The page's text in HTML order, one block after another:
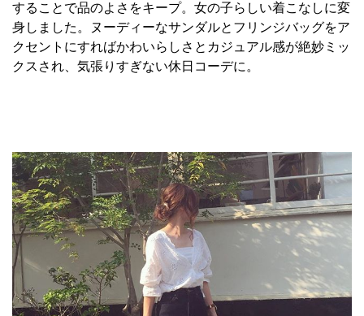
することで品のよさをキープ。女の子らしい着こなしに変
身しました。ヌーディーなサンダルとフリンジバッグをア
クセントにすればかわいらしさとカジュアル感が絶妙ミッ
クスされ、気張りすぎない休日コーデに。